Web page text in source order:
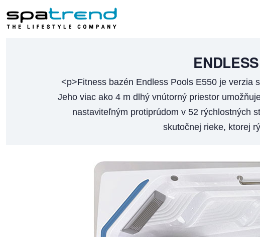
<p>Fitness bazén Endless Pools E550 je verzia
Jeho viac ako 4 m dlhý vnútorný priestor
nastaviteľným protiprúdom v 52 rýchlostných
skutočnej rieke, ktorej